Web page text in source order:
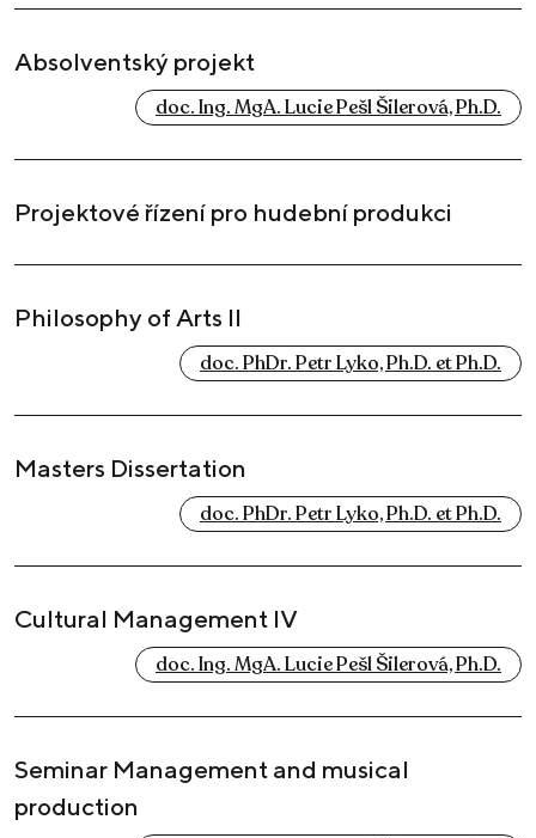
Absolventský projekt
doc. Ing. MgA. Lucie Pešl Šilerová, Ph.D.
Projektové řízení pro hudební produkci
Philosophy of Arts II
doc. PhDr. Petr Lyko, Ph.D. et Ph.D.
Masters Dissertation
doc. PhDr. Petr Lyko, Ph.D. et Ph.D.
Cultural Management IV
doc. Ing. MgA. Lucie Pešl Šilerová, Ph.D.
Seminar Management and musical
production